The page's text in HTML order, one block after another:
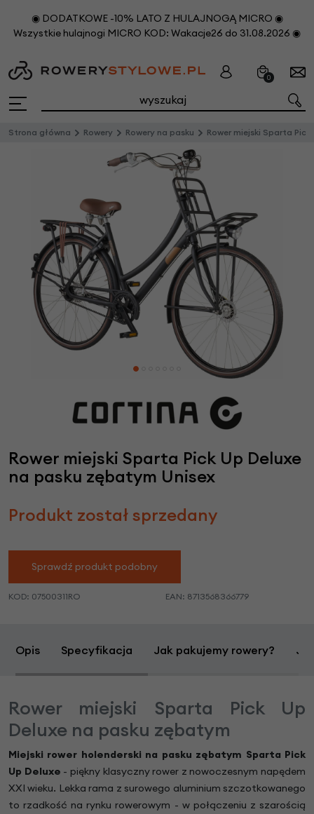
◉ DODATKOWE -10% LATO Z HULAJNOGĄ MICRO ◉
Wszystkie hulajnogi MICRO KOD: Wakacje26 do 31.08.2026 ◉
0
Strona główna Rowery Rowery na pasku Rower miejski Sparta Pick Up Deluxe na pasku zębatym Unisex
Rower miejski Sparta Pick Up Deluxe
na pasku zębatym Unisex
Produkt został sprzedany
Sprawdź produkt podobny
KOD: 07500311RO EAN: 8713568366779
Opis Specyfikacja Jak pakujemy rowery?
Rower miejski Sparta Pick Up
Deluxe na pasku zębatym
Miejski rower holenderski na pasku zębatym Sparta Pick
Up Deluxe - piękny klasyczny rower z nowoczesnym napędem
XXI wieku. Lekka rama z surowego aluminium szczotkowanego
to rzadkość na rynku rowerowym - w połączeniu z szarością